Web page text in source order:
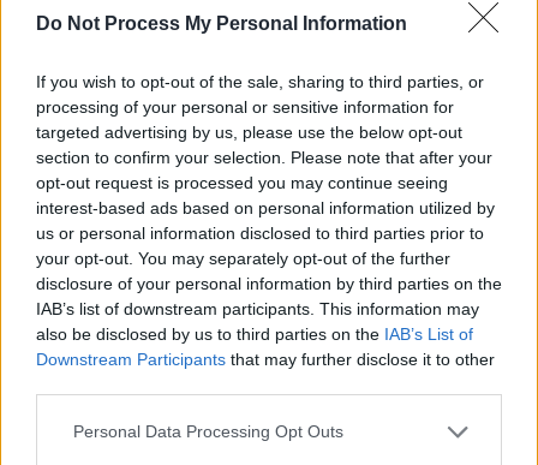
Do Not Process My Personal Information
If you wish to opt-out of the sale, sharing to third parties, or
processing of your personal or sensitive information for
targeted advertising by us, please use the below opt-out
section to confirm your selection. Please note that after your
opt-out request is processed you may continue seeing
interest-based ads based on personal information utilized by
us or personal information disclosed to third parties prior to
your opt-out. You may separately opt-out of the further
disclosure of your personal information by third parties on the
IAB’s list of downstream participants. This information may
also be disclosed by us to third parties on the IAB’s List of
Downstream Participants that may further disclose it to other
Personal Data Processing Opt Outs
Forța Dreptei (L. Orban)
REPER
SENS
SOS (Șoșoacă)
POT (Gavrilă)
PACE (Peia)
Acțiunea Conservatoare (Târziu)
PDF (Lazarus)
PUSL (D. Voiculescu)
PNCR (Terheș)